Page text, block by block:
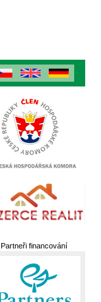
Partneři financování